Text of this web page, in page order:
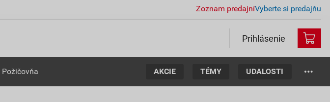
Zoznam predajníVyberte si predajňu
Prihlásenie
Požičovňa AKCIE TÉMY UDALOSTI